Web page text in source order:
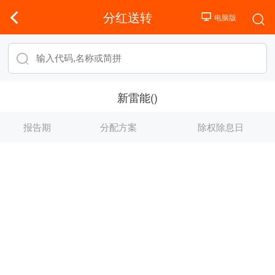
分红送转
新雷能()
报告期 分配方案 除权除息日